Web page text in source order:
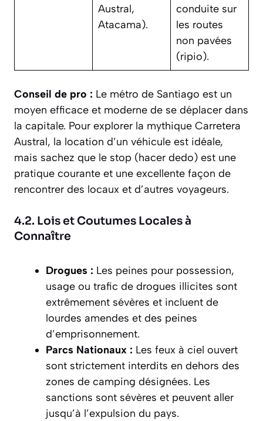
Austral,
Atacama).
conduite sur
les routes
non pavées
(ripio).
Conseil de pro : Le métro de Santiago est un
moyen efficace et moderne de se déplacer dans
la capitale. Pour explorer la mythique Carretera
Austral, la location d’un véhicule est idéale,
mais sachez que le stop (hacer dedo) est une
pratique courante et une excellente façon de
rencontrer des locaux et d’autres voyageurs.
4.2. Lois et Coutumes Locales à
Connaître
Drogues : Les peines pour possession,
usage ou trafic de drogues illicites sont
extrêmement sévères et incluent de
lourdes amendes et des peines
d’emprisonnement.
Parcs Nationaux : Les feux à ciel ouvert
sont strictement interdits en dehors des
zones de camping désignées. Les
sanctions sont sévères et peuvent aller
jusqu’à l’expulsion du pays.